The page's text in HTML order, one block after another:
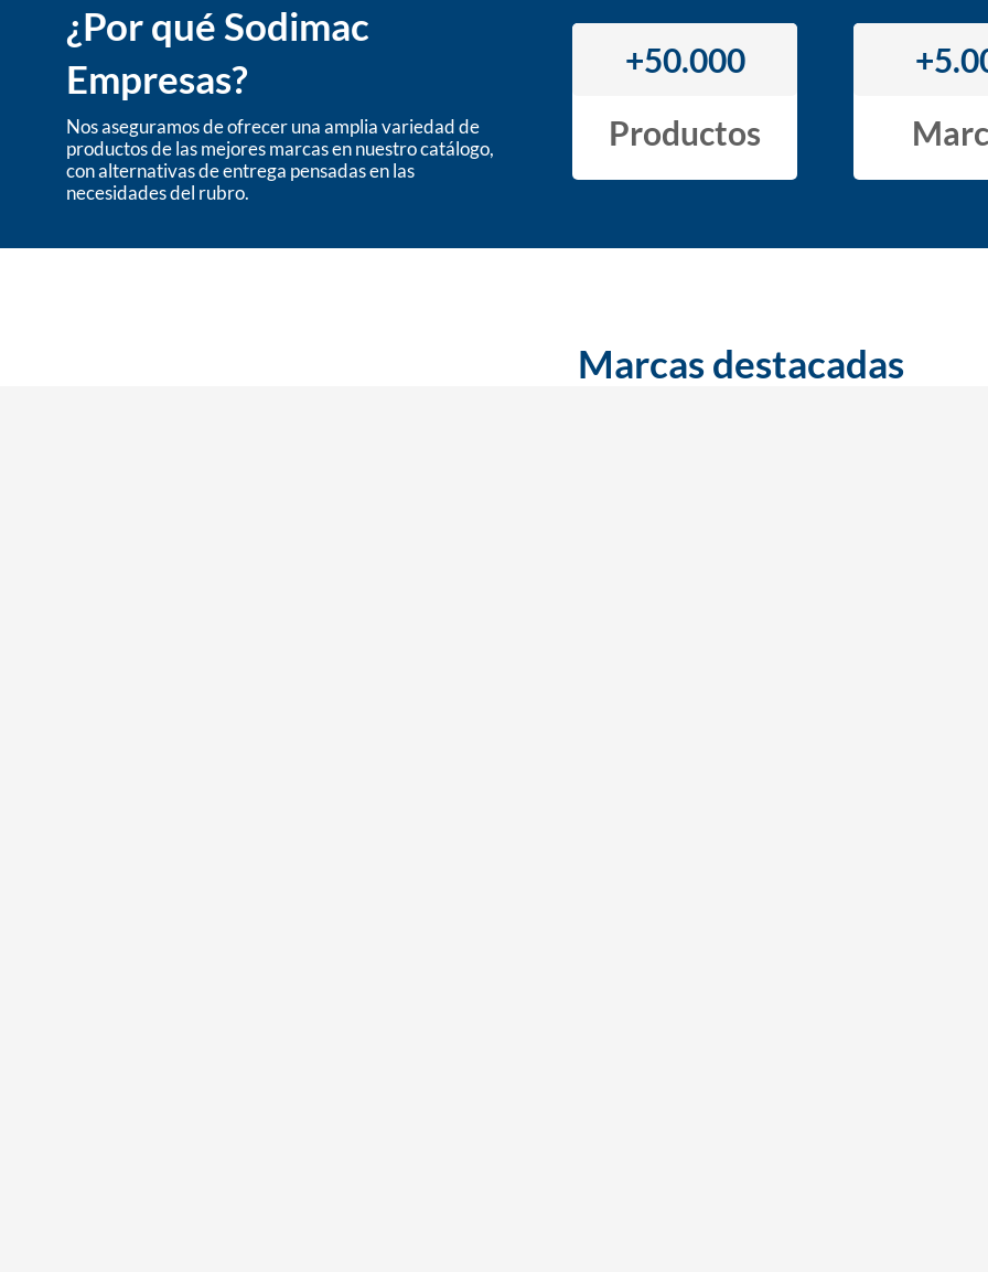
¿Por qué Sodimac
Empresas?
Nos aseguramos de ofrecer una amplia variedad de
productos de las mejores marcas en nuestro catálogo,
con alternativas de entrega pensadas en las
necesidades del rubro.
+50.000
Productos
Marcas destacadas